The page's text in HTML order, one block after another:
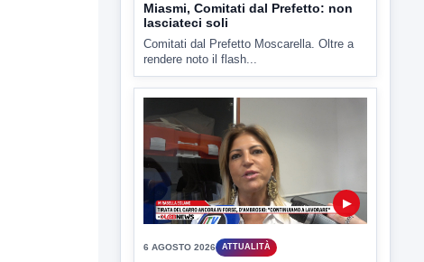
Miasmi, Comitati dal Prefetto: non
lasciateci soli
Comitati dal Prefetto Moscarella. Oltre a
rendere noto il flash...
▶
6 AGOSTO 2026 ATTUALITÀ